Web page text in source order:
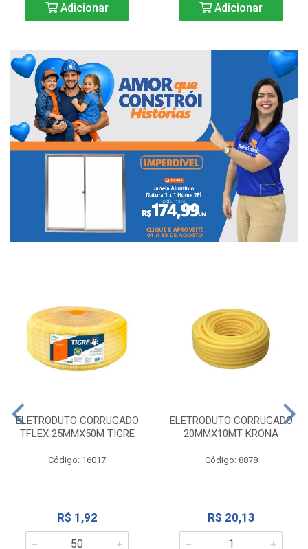
Adicionar Adicionar
ELETRODUTO CORRUGADO
TFLEX 25MMX50M TIGRE
Código: 16017
R$ 1,92
ELETRODUTO CORRUGADO
20MMX10MT KRONA
Código: 8878
R$ 20,13